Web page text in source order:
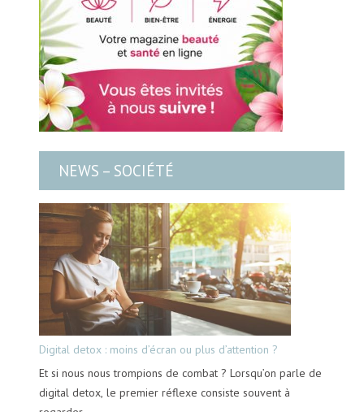
NEWS – SOCIÉTÉ
Digital detox : moins d’écran ou plus d’attention ?
Et si nous nous trompions de combat ? Lorsqu’on parle de
digital detox, le premier réflexe consiste souvent à